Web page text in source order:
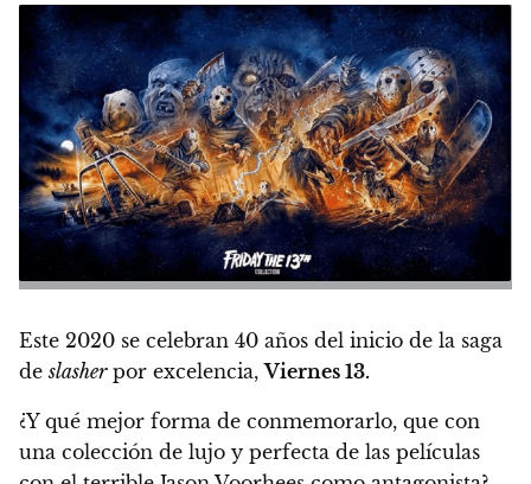
Este 2020 se celebran 40 años del inicio de la saga
deslasherpor excelencia,Viernes 13.
¿Y qué mejor forma de conmemorarlo, que con
una colección de lujo y perfecta de las películas